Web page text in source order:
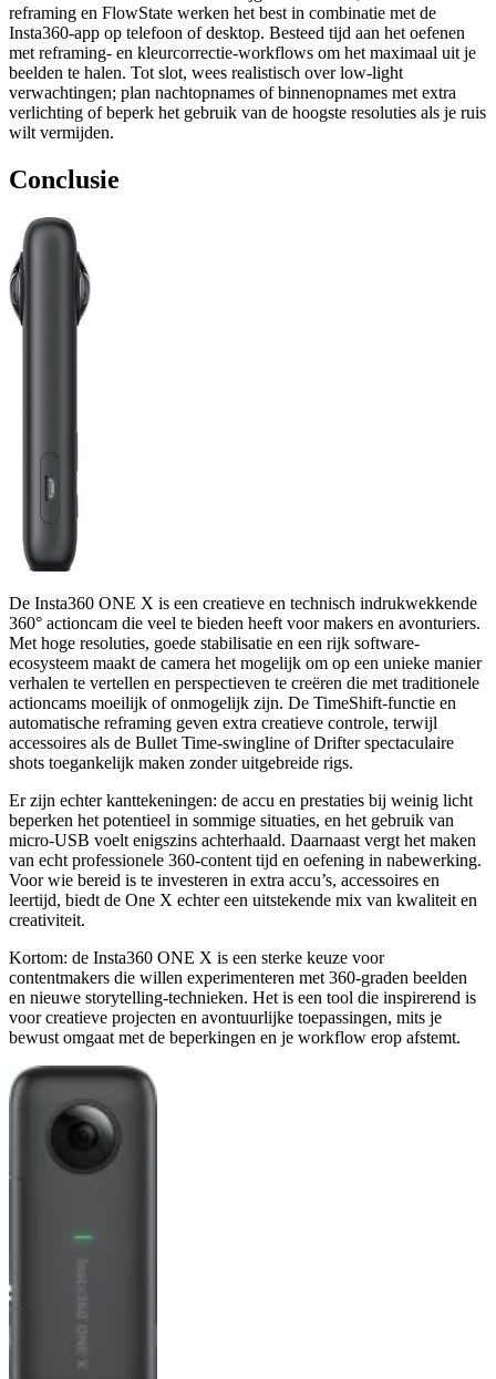
reframing en FlowState werken het best in combinatie met de
Insta360-app op telefoon of desktop. Besteed tijd aan het oefenen
met reframing- en kleurcorrectie-workflows om het maximaal uit je
beelden te halen. Tot slot, wees realistisch over low-light
verwachtingen; plan nachtopnames of binnenopnames met extra
verlichting of beperk het gebruik van de hoogste resoluties als je ruis
wilt vermijden.
Conclusie
De Insta360 ONE X is een creatieve en technisch indrukwekkende
360° actioncam die veel te bieden heeft voor makers en avonturiers.
Met hoge resoluties, goede stabilisatie en een rijk software-
ecosysteem maakt de camera het mogelijk om op een unieke manier
verhalen te vertellen en perspectieven te creëren die met traditionele
actioncams moeilijk of onmogelijk zijn. De TimeShift-functie en
automatische reframing geven extra creatieve controle, terwijl
accessoires als de Bullet Time-swingline of Drifter spectaculaire
shots toegankelijk maken zonder uitgebreide rigs.
Er zijn echter kanttekeningen: de accu en prestaties bij weinig licht
beperken het potentieel in sommige situaties, en het gebruik van
micro-USB voelt enigszins achterhaald. Daarnaast vergt het maken
van echt professionele 360-content tijd en oefening in nabewerking.
Voor wie bereid is te investeren in extra accu’s, accessoires en
leertijd, biedt de One X echter een uitstekende mix van kwaliteit en
creativiteit.
Kortom: de Insta360 ONE X is een sterke keuze voor
contentmakers die willen experimenteren met 360-graden beelden
en nieuwe storytelling-technieken. Het is een tool die inspirerend is
voor creatieve projecten en avontuurlijke toepassingen, mits je
bewust omgaat met de beperkingen en je workflow erop afstemt.